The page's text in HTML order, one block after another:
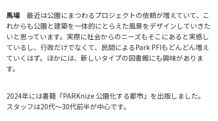
馬場 最近は公園にまつわるプロジェクトの依頼が増えていて、こ
れからも公園と建築を一体的にとらえた風景をデザインしていきた
いと思っています。実際に社会からのニーズもそこにあると実感し
ているし、行政だけでなくて、民間によるPark PFIもどんどん増え
ていくはず。ほかには、新しいタイプの図書館にも興味がありま
す。
2024年には書籍『PARKnize 公園化する都市』を出版しました。
スタッフは20代〜30代前半が中心です。